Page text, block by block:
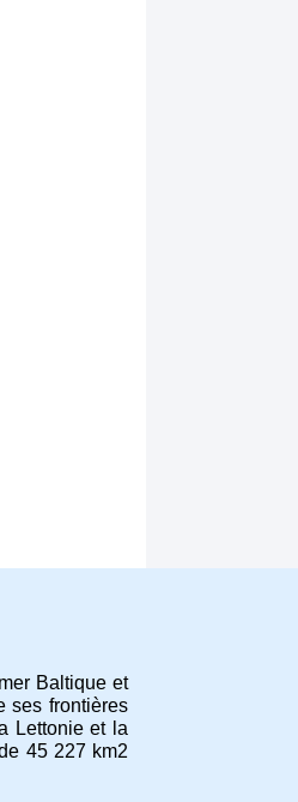
Baltique et
ses frontières
Lettonie et la
45 227 km2